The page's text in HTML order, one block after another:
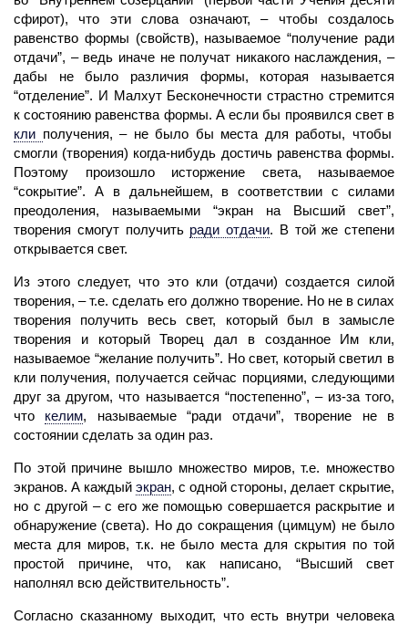
сфирот), что эти слова означают, – чтобы создалось
равенство формы (свойств), называемое “получение ради
отдачи”, – ведь иначе не получат никакого наслаждения, –
дабы не было различия формы, которая называется
“отделение”. И Малхут Бесконечности страстно стремится
к состоянию равенства формы. А если бы проявился свет в
кли получения, – не было бы места для работы, чтобы
смогли (творения) когда-нибудь достичь равенства формы.
Поэтому произошло исторжение света, называемое
“сокрытие”. А в дальнейшем, в соответствии с силами
преодоления, называемыми “экран на Высший свет”,
творения смогут получить ради отдачи. В той же степени
открывается свет.
Из этого следует, что этокли (отдачи) создается силой
творения, – т.е. сделать его должнотворение. Но не в силах
творения получить весь свет, который был в замысле
творения и которыйТворец дал в созданное Им кли,
называемое “желание получить”. Но свет, который светил в
кли получения, получается сейчас порциями, следующими
друг за другом, что называется “постепенно”, – из-за того,
что
келим, называемые “ради отдачи”, творение не в
состоянии сделать за один раз.
По этой причине вышло множество миров, т.е. множество
экранов. А каждый экран, с одной стороны, делает скрытие,
но с другой – с его же помощью совершается раскрытие и
обнаружение (света). Но до сокращения (цимцум) не было
места для миров, т.к. не было места для скрытия по той
простой причине, что, как написано, “Высшийсвет
наполнял всю действительность”.
Согласно сказанному выходит, что есть внутри человека